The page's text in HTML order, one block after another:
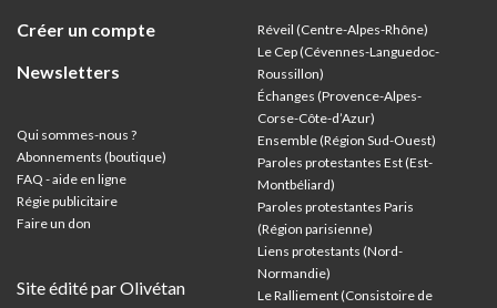
Créer un compte
Newsletters
Qui sommes-nous ?
Abonnements (boutique)
FAQ - aide en ligne
Régie publicitaire
Faire un don
Site édité par Olivétan
Réveil (Centre-Alpes-Rhône)
Le Cep (Cévennes-Languedoc-
Roussillon)
Échanges (Provence-Alpes-
Corse-Côte-d’Azur)
Ensemble (Région Sud-Ouest)
Paroles protestantes Est (Est-
Montbéliard)
Paroles protestantes Paris
(Région parisienne)
Liens protestants (Nord-
Normandie)
Le Ralliement (Consistoire de